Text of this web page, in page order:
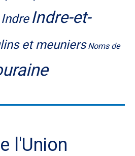
Indre Indre-et-
et meuniers Noms de
l'Union